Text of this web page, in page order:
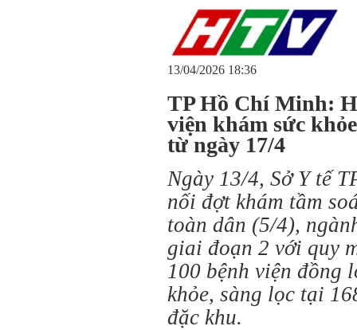
13/04/2026 18:36
TP Hồ Chí Minh:
viện khám sức
từ ngày 17/4
Ngày 13/4, Sở Y tế
nối đợt khám tầm
toàn dân (5/4),
giai đoạn 2 với quy
100 bệnh viện đồng
khỏe, sàng lọc tại
đặc khu.